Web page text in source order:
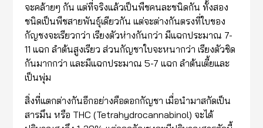
จะคล้ายๆ กัน แต่ที่จริงแล้วเป็นพืชคนละชนิดกัน ทั้งสอง
ชนิดเป็นพืชสายพันธุ์เดียวกัน แต่จะต่างกันตรงที่ใบของ
กัญชงจะเรียวกว่า เรียงตัวห่างกันกว่า มีแฉกประมาณ 7-
11 แฉก ลำต้นสูงเรียว ส่วนกัญชาใบจะหนากว่า เรียงตัวชิด
กันมากกว่า และมีแฉกประมาณ 5-7 แฉก ลำต้นเตี้ยและ
เป็นพุ่ม
สิ่งที่แตกต่างกันอีกอย่างคือดอกกัญชา เมื่อนำมาสกัดเป็น
สารมึน หรือ THC (Tetrahydrocannabinol) จะได้